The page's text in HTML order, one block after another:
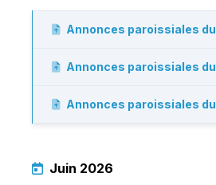
Annonces paroissiales du
Annonces paroissiales du
Annonces paroissiales du
Juin 2026